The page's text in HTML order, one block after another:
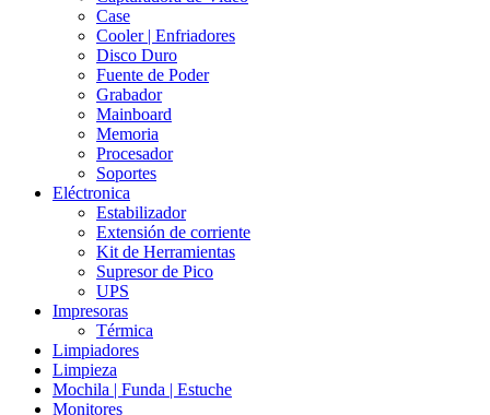
Case
Cooler | Enfriadores
Disco Duro
Fuente de Poder
Grabador
Mainboard
Memoria
Procesador
Soportes
Eléctronica
Estabilizador
Extensión de corriente
Kit de Herramientas
Supresor de Pico
UPS
Impresoras
Térmica
Limpiadores
Limpieza
Mochila | Funda | Estuche
Monitores